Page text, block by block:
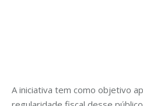
A iniciativa tem como objetivo